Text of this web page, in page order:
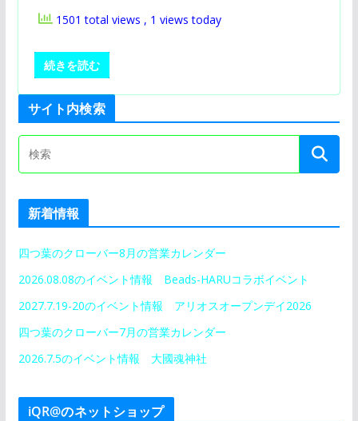
1501 total views , 1 views today
続きを読む
サイト内検索
新着情報
四つ葉のクローバー8月の営業カレンダー
2026.08.08のイベント情報 Beads-HARUコラボイベント
2027.7.19-20のイベント情報 アリオスオープンデイ2026
四つ葉のクローバー7月の営業カレンダー
2026.7.5のイベント情報 大國魂神社
iQR@のネットショップ